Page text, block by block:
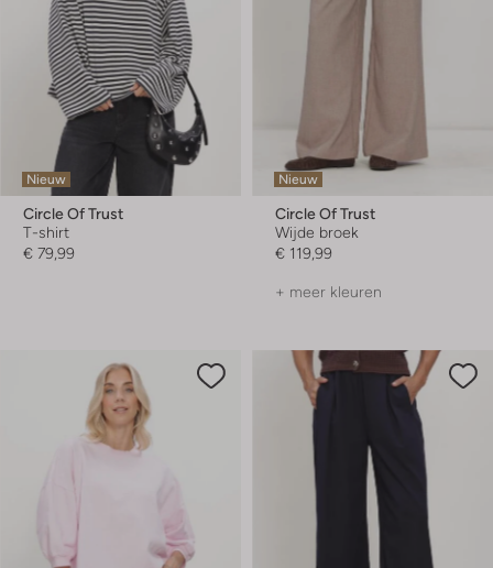
Nieuw
Circle Of Trust
T-shirt
€ 79,99
Nieuw
Circle Of Trust
Wijde broek
€ 119,99
+ meer kleuren